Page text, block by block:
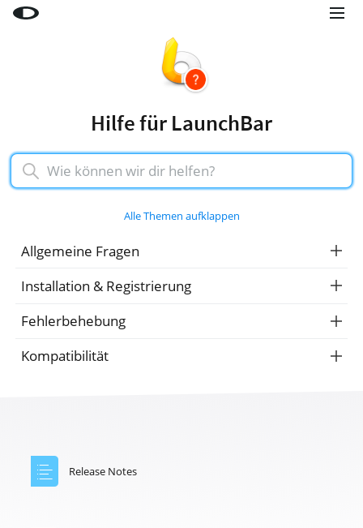
LaunchBar
Internet Access Policy Viewer
Mehr Produkte
Support
Blog
Hilfe für LaunchBar
Alle Themen aufklappen
Allgemeine Fragen
Installation & Registrierung
Fehlerbehebung
Kompatibilität
Release Notes